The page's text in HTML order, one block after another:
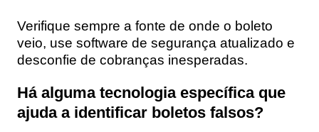
Verifique sempre a fonte de onde o boleto
veio, use software de segurança atualizado e
desconfie de cobranças inesperadas.
Há alguma tecnologia específica que
ajuda a identificar boletos falsos?